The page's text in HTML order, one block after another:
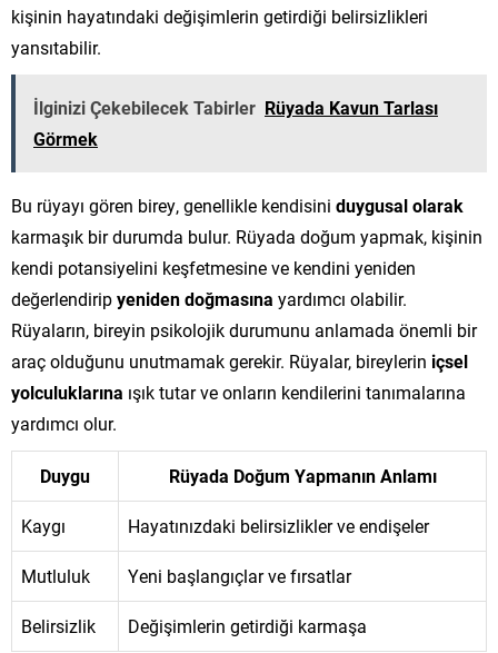
kişinin hayatındaki değişimlerin getirdiği belirsizlikleri
yansıtabilir.
İlginizi Çekebilecek Tabirler Rüyada Kavun Tarlası
Görmek
Bu rüyayı gören birey, genellikle kendisini duygusal olarak
karmaşık bir durumda bulur. Rüyada doğum yapmak, kişinin
kendi potansiyelini keşfetmesine ve kendini yeniden
değerlendiripyeniden doğmasına yardımcı olabilir.
Rüyaların, bireyin psikolojik durumunu anlamada önemli bir
araç olduğunu unutmamak gerekir. Rüyalar, bireylerin içsel
yolculuklarına ışık tutar ve onların kendilerini tanımalarına
yardımcı olur.
Duygu Rüyada Doğum Yapmanın Anlamı
Kaygı Hayatınızdaki belirsizlikler ve endişeler
Mutluluk Yeni başlangıçlar ve fırsatlar
Belirsizlik
Değişimlerin getirdiği karmaşa